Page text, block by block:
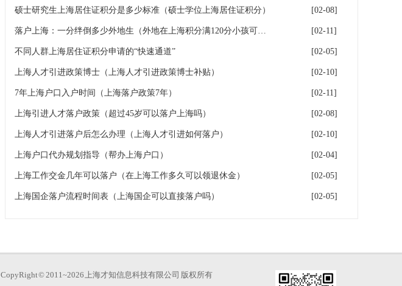
硕士研究生上海居住证积分是多少标准（硕士学位上海居住证积分） [02-08]
落户上海：一分绊倒多少外地生（外地在上海积分满120分小孩可以考上海大学吗） [02-11]
不同人群上海居住证积分申请的“快速通道” [02-05]
上海人才引进政策博士（上海人才引进政策博士补贴） [02-10]
7年上海户口入户时间（上海落户政策7年） [02-11]
上海引进人才落户政策（超过45岁可以落户上海吗） [02-08]
上海人才引进落户后怎么办理（上海人才引进如何落户） [02-10]
上海户口代办规划指导（帮办上海户口） [02-04]
上海工作交金几年可以落户（在上海工作多久可以领退休金） [02-05]
上海国企落户流程时间表（上海国企可以直接落户吗） [02-05]
CopyRight © 2011~2026 上海才知信息科技有限公司 版权所有